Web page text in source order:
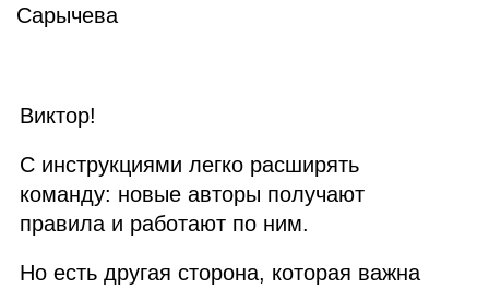
Виктор!
С инструкциями легко расширять
команду: новые авторы получают
правила и работают по ним.
Но есть другая сторона, которая важна